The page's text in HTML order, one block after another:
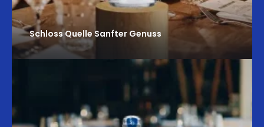
Schloss Quelle Sanfter Genuss